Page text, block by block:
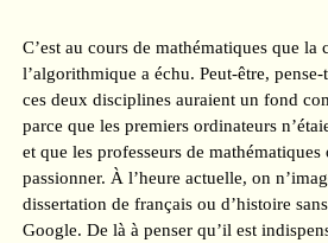
C’est au cours de mathématiques que la
l’algorithmique a échu. Peut-être,
ces deux disciplines auraient un fond
parce que les premiers ordinateurs
et que les professeurs de mathématiques
passionner. À l’heure actuelle, on
dissertation de français ou d’histoire
Google. De là à penser qu’il est